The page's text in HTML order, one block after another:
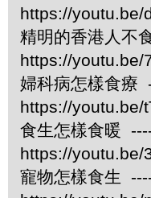
https://youtu.be/
精明的香港人不
https://youtu.be/
婦科病怎樣食療
https://youtu.be/
食生怎樣食暖
https://youtu.be/
寵物怎樣食生